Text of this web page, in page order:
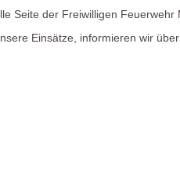
Seite der Freiwilligen
Einsätze, informieren wir